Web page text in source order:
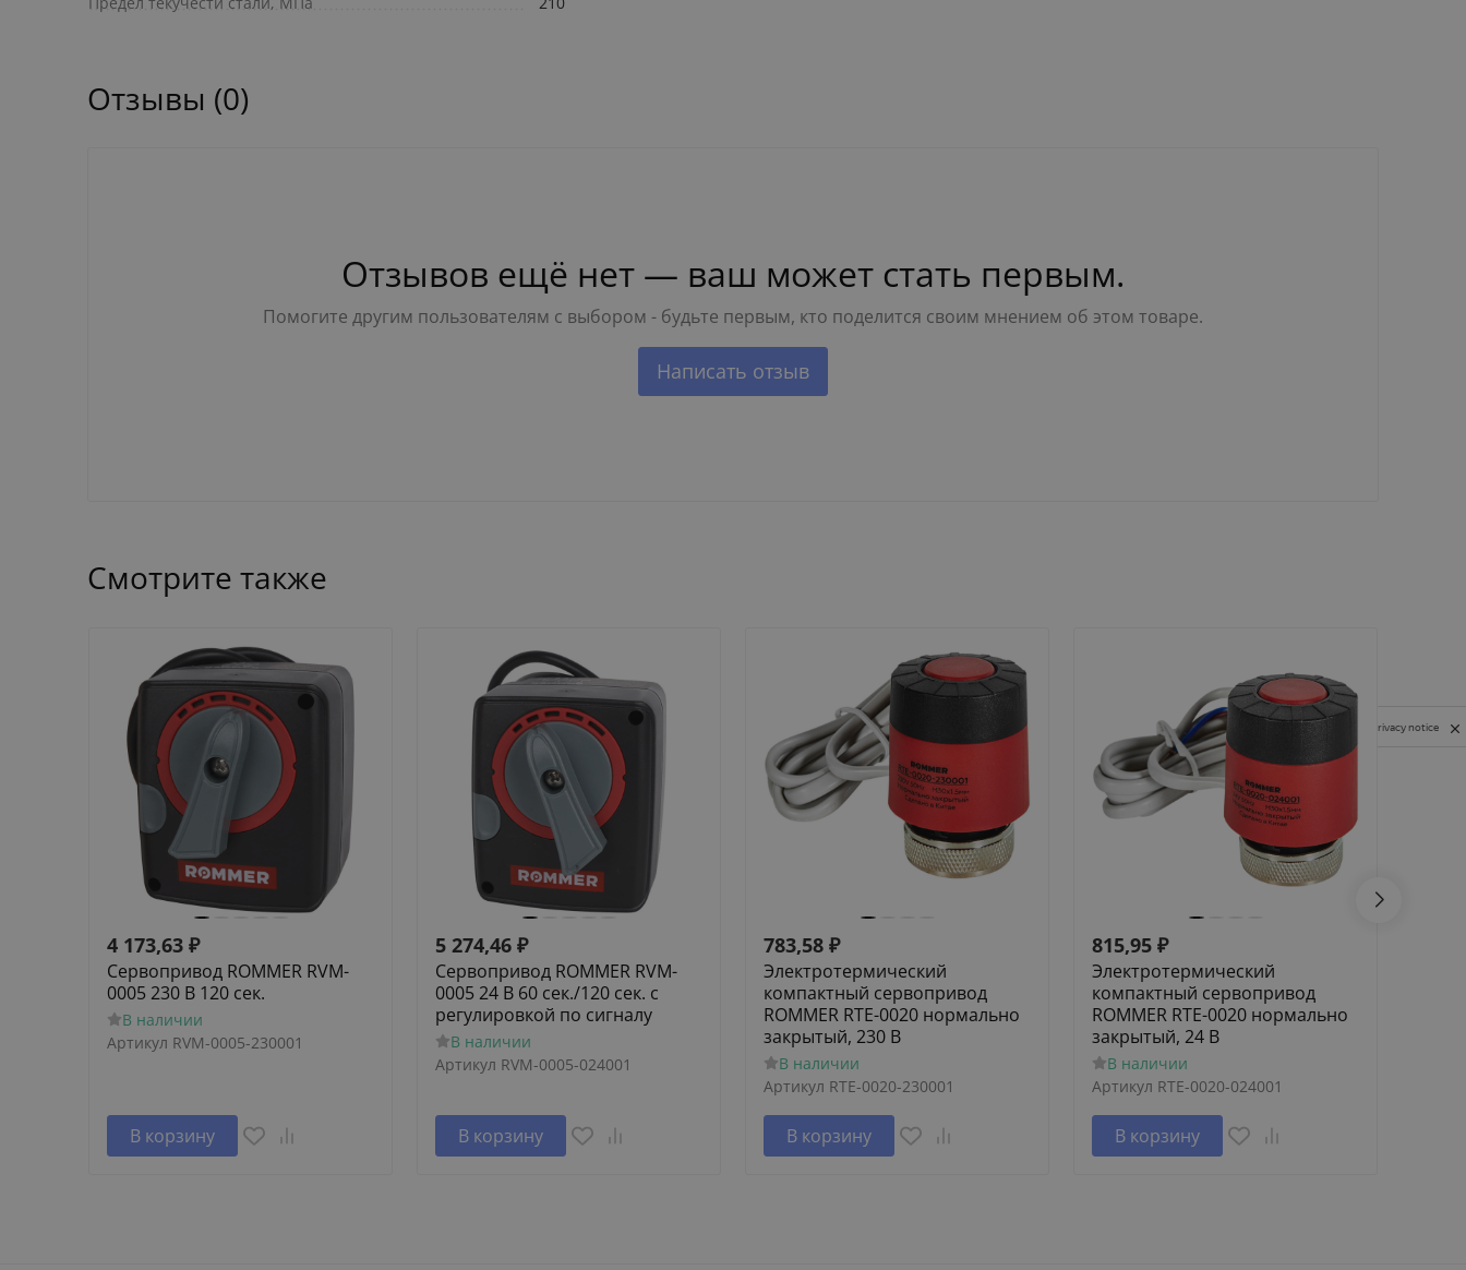
Отзывы (0)
Отзывов ещё нет — ваш может стать первым.
Помогите другим пользователям с выбором - будьте первым, кто поделится своим мнением об этом товаре.
Написать отзыв
Смотрите также
4 173,63 ₽
Сервопривод ROMMER RVM-
0005 230 В 120 сек.
В наличии
Артикул RVM-0005-230001
В корзину
5 274,46 ₽
Сервопривод ROMMER RVM-
0005 24 В 60 сек./120 сек. c
регулировкой по сигналу
В наличии
Артикул RVM-0005-024001
В корзину
783,58 ₽
Электротермический
компактный сервопривод
ROMMER RTE-0020 нормально
закрытый, 230 В
В наличии
Артикул RTE-0020-230001
В корзину
815,95 ₽
Электротермический
компактный сервопривод
ROMMER RTE-0020 нормально
закрытый, 24 В
В наличии
Артикул RTE-0020-024001
В корзину
Privacy notice